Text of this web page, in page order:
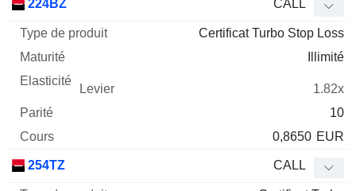
224BZ CALL
Certificat Turbo Stop Loss
Illimité
1.82x
10
0,8650 EUR
254TZ CALL